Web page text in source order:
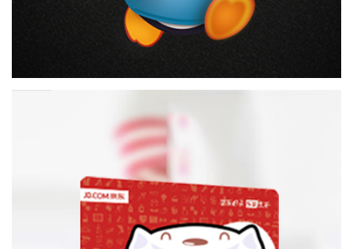
视频会员：爱奇艺、优酷、腾讯 乐视、芒果TV、聚力
音频会员：TME(酷狗/酷我/QQ音乐)、网易云音乐、喜马
拉雅、得到、蜻蜓FM……